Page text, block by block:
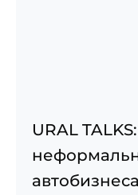
URAL
автобизнеса